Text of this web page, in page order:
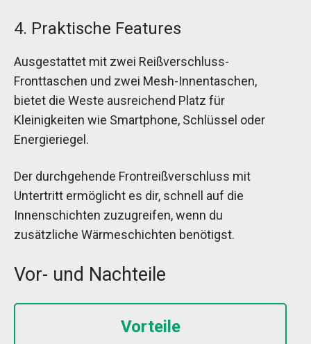
4. Praktische Features
Ausgestattet mit zwei Reißverschluss-
Fronttaschen und zwei Mesh-Innentaschen,
bietet die Weste ausreichend Platz für
Kleinigkeiten wie Smartphone, Schlüssel oder
Energieriegel.
Der durchgehende Frontreißverschluss mit
Untertritt ermöglicht es dir, schnell auf die
Innenschichten zuzugreifen, wenn du
zusätzliche Wärmeschichten benötigst.
Vor- und Nachteile
Vorteile